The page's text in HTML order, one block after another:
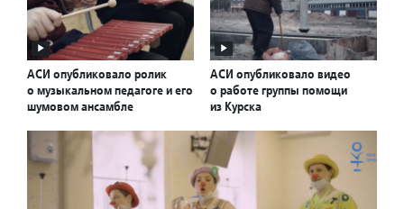
АСИ опубликовало ролик
о музыкальном педагоге и его
шумовом ансамбле
АСИ опубликовало видео
о работе группы помощи
из Курска